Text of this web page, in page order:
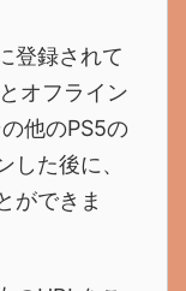
登録されて
オフライン
他のPS5の
た後に、
ができま